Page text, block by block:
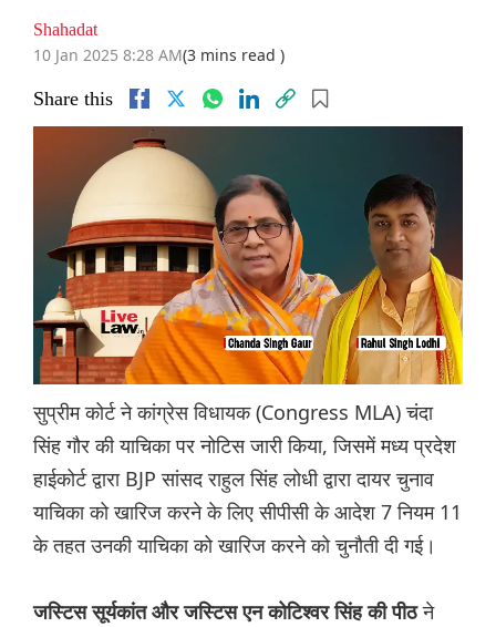
Shahadat
10 Jan 2025 8:28 AM(3 mins read )
Share this
सुप्रीम कोर्ट ने कांग्रेस विधायक (Congress MLA) चंदा
सिंह गौर की याचिका पर नोटिस जारी किया, जिसमें मध्य प्रदेश
हाईकोर्ट द्वारा BJP सांसद राहुल सिंह लोधी द्वारा दायर चुनाव
याचिका को खारिज करने के लिए सीपीसी के आदेश 7 नियम 11
के तहत उनकी याचिका को खारिज करने को चुनौती दी गई।
जस्टिस सूर्यकांत और जस्टिस एन कोटिश्वर सिंह की पीठने